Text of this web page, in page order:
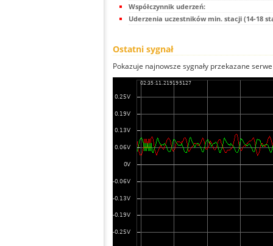
Współczynnik uderzeń:
Uderzenia uczestników min. stacji (14-18
Ostatni sygnał
Pokazuje najnowsze sygnały przekazane